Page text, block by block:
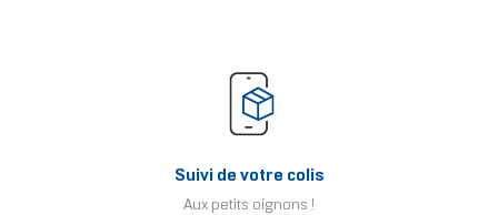
Suivi de votre colis
Aux petits oignons !